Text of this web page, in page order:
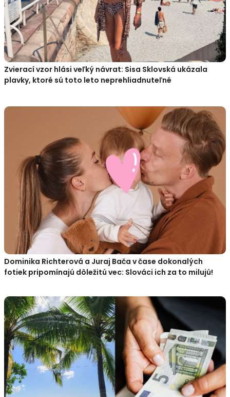
Zvierací vzor hlási veľký návrat: Sisa Sklovská ukázala
plavky, ktoré sú toto leto neprehliadnuteľné
Dominika Richterová a Juraj Bača v čase dokonalých
fotiek pripomínajú dôležitú vec: Slováci ich za to milujú!